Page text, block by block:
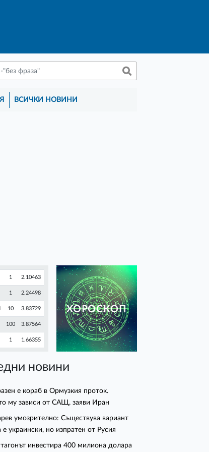
ВСИЧКИ НОВИНИ
1 2.10463
1 2.24498
10 3.83729
100 3.87564
1 1.66355
ХОРОСКОП
новини
е кораб в Ормузкия проток.
му зависи от САЩ, заяви Иран
умозрително: Съществува вариант
украински, но изпратен от Русия
инвестира 400 милиона долара